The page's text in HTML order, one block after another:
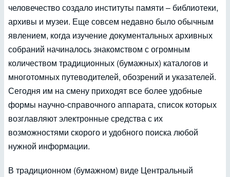
человечество создало институты памяти – библиотеки,
архивы и музеи. Еще совсем недавно было обычным
явлением, когда изучение документальных архивных
собраний начиналось знакомством с огромным
количеством традиционных (бумажных) каталогов и
многотомных путеводителей, обозрений и указателей.
Сегодня им на смену приходят все более удобные
формы научно-справочного аппарата, список которых
возглавляют электронные средства с их
возможностями скорого и удобного поиска любой
нужной информации.
В традиционном (бумажном) виде Центральный